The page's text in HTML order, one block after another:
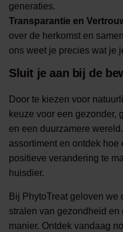
generaties.
Transparantie en
over de herkomst en
ons weet je precies wat je
Sluit je aan bij de
Door te kiezen voor
keuze voor een gezonder,
en een duurzamere
assortiment en ontdek
positieve verandering te
huisdier.
Bij PhytoTreat geloven we
stralen van gezondheid
manier. Ontdek vandaag